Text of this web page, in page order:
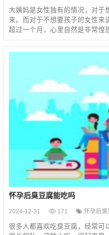
大姨妈是女性独有的情况，对于
来。而对于不想要孩子的女性来
超过一个月，心里自然是非常
怀孕后臭豆腐能吃吗
2024-12-31 171 怀孕后臭
很多人都喜欢吃臭豆腐，经常可